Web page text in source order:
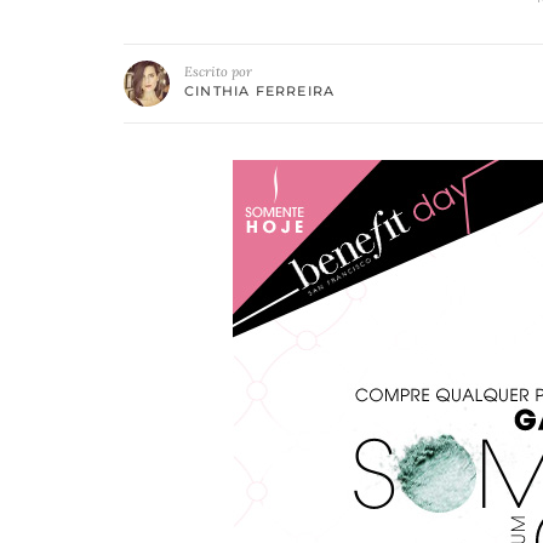
Escrito por
CINTHIA FERREIRA